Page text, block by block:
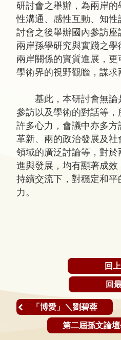
研討會之舉辦，為兩岸
性溝通、感性互動、知
討會之後舉辦國內參訪
兩岸孫學研究與實踐之
兩岸關係的實質進展，
學術界的視野觀瞻，謀求
基此，本研討會無論
參訪以及學術的對話等
許多心力，會議中亦多
革新、兩的政治發展及
領域的廣泛討論等，對
進與發展，均有顯著成
持續交流下，對穩定和
力。
回
回
「博愛」＼劉碧蓉
第二屆孫文論